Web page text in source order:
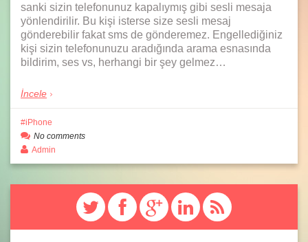
sanki sizin telefonunuz kapalıymış gibi sesli mesaja
yönlendirilir. Bu kişi isterse size sesli mesaj
gönderebilir fakat sms de gönderemez. Engellediğiniz
kişi sizin telefonunuzu aradığında arama esnasında
bildirim, ses vs, herhangi bir şey gelmez…
İncele
iPhone
No comments
Admin